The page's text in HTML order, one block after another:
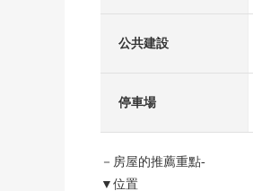
公共建設
停車場
－房屋的推薦重點-
▼位置